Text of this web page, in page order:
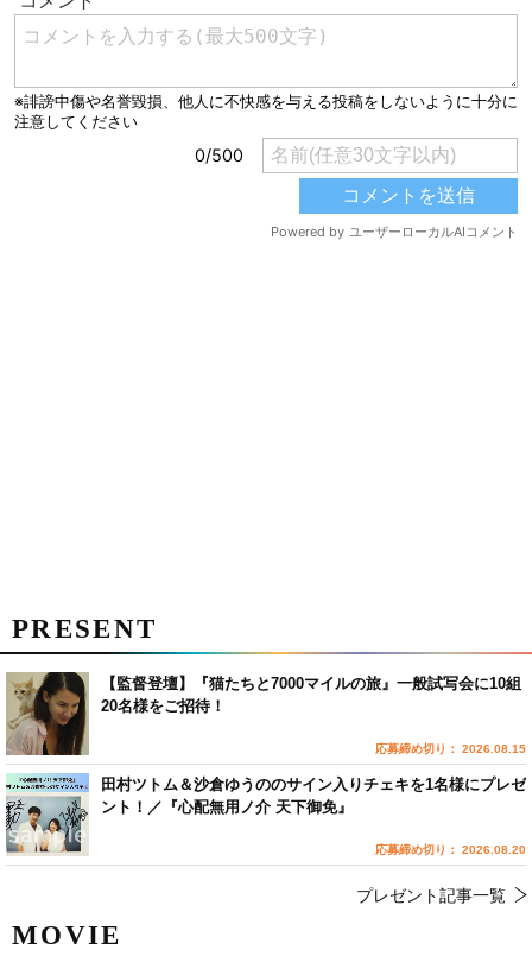
MOVIE
PRESENT
【監督登壇】『猫たちと7000マイルの旅』一般試写会に10組
20名様をご招待！
応募締め切り： 2026.08.15
田村ツトム＆沙倉ゆうののサイン入りチェキを1名様にプレゼ
ント！／『心配無用ノ介 天下御免』
応募締め切り： 2026.08.20
プレゼント記事一覧